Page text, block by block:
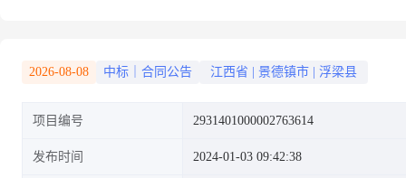
2026-08-08 中标｜合同公告 江西省 景德镇市 浮梁县
项目编号 2931401000002763614
发布时间 2024-01-03 09:42:38